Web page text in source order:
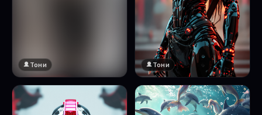
🔞 18+
Натисни за преглед
Тони Тони